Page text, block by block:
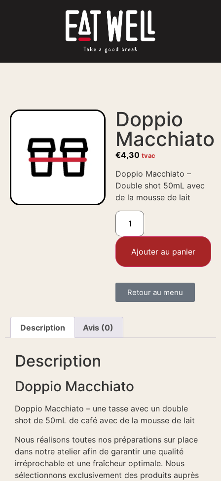
Doppio
Macchiato
€4,30 tvac
Doppio Macchiato –
Double shot 50mL avec
de la mousse de lait
Ajouter au panier
Retour au menu
Description Avis (0)
Description
Doppio Macchiato
Doppio Macchiato – une tasse avec un double
shot de 50mL de café avec de la mousse de lait
Nous réalisons toutes nos préparations sur place
dans notre atelier afin de garantir une qualité
irréprochable et une fraîcheur optimale. Nous
sélectionnons exclusivement des produits auprès